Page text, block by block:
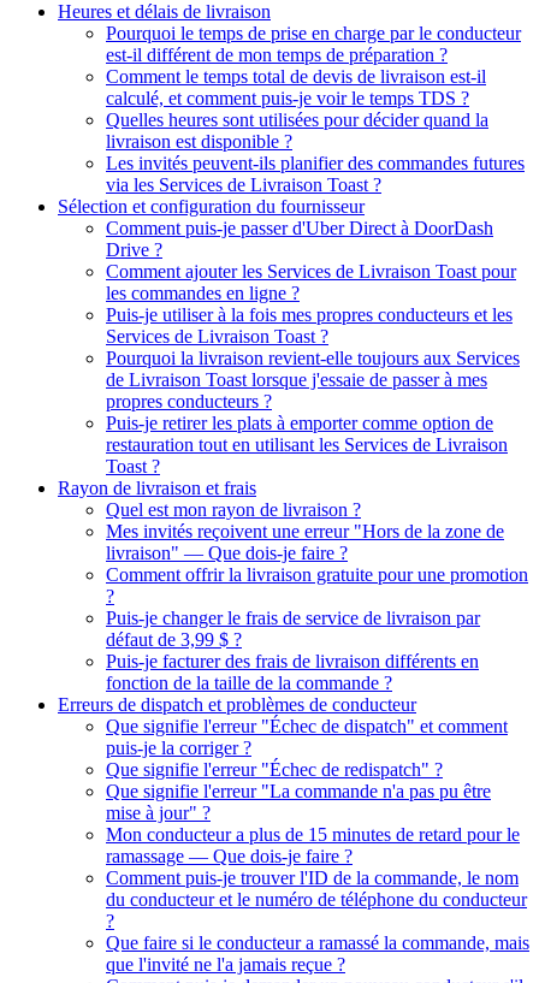
Heures et délais de livraison
Pourquoi le temps de prise en charge par le conducteur
est-il différent de mon temps de préparation ?
Comment le temps total de devis de livraison est-il
calculé, et comment puis-je voir le temps TDS ?
Quelles heures sont utilisées pour décider quand la
livraison est disponible ?
Les invités peuvent-ils planifier des commandes futures
via les Services de Livraison Toast ?
Sélection et configuration du fournisseur
Comment puis-je passer d'Uber Direct à DoorDash
Drive ?
Comment ajouter les Services de Livraison Toast pour
les commandes en ligne ?
Puis-je utiliser à la fois mes propres conducteurs et les
Services de Livraison Toast ?
Pourquoi la livraison revient-elle toujours aux Services
de Livraison Toast lorsque j'essaie de passer à mes
propres conducteurs ?
Puis-je retirer les plats à emporter comme option de
restauration tout en utilisant les Services de Livraison
Toast ?
Rayon de livraison et frais
Quel est mon rayon de livraison ?
Mes invités reçoivent une erreur "Hors de la zone de
livraison" — Que dois-je faire ?
Comment offrir la livraison gratuite pour une promotion
?
Puis-je changer le frais de service de livraison par
défaut de 3,99 $ ?
Puis-je facturer des frais de livraison différents en
fonction de la taille de la commande ?
Erreurs de dispatch et problèmes de conducteur
Que signifie l'erreur "Échec de dispatch" et comment
puis-je la corriger ?
Que signifie l'erreur "Échec de redispatch" ?
Que signifie l'erreur "La commande n'a pas pu être
mise à jour" ?
Mon conducteur a plus de 15 minutes de retard pour le
ramassage — Que dois-je faire ?
Comment puis-je trouver l'ID de la commande, le nom
du conducteur et le numéro de téléphone du conducteur
?
Que faire si le conducteur a ramassé la commande, mais
que l'invité ne l'a jamais reçue ?